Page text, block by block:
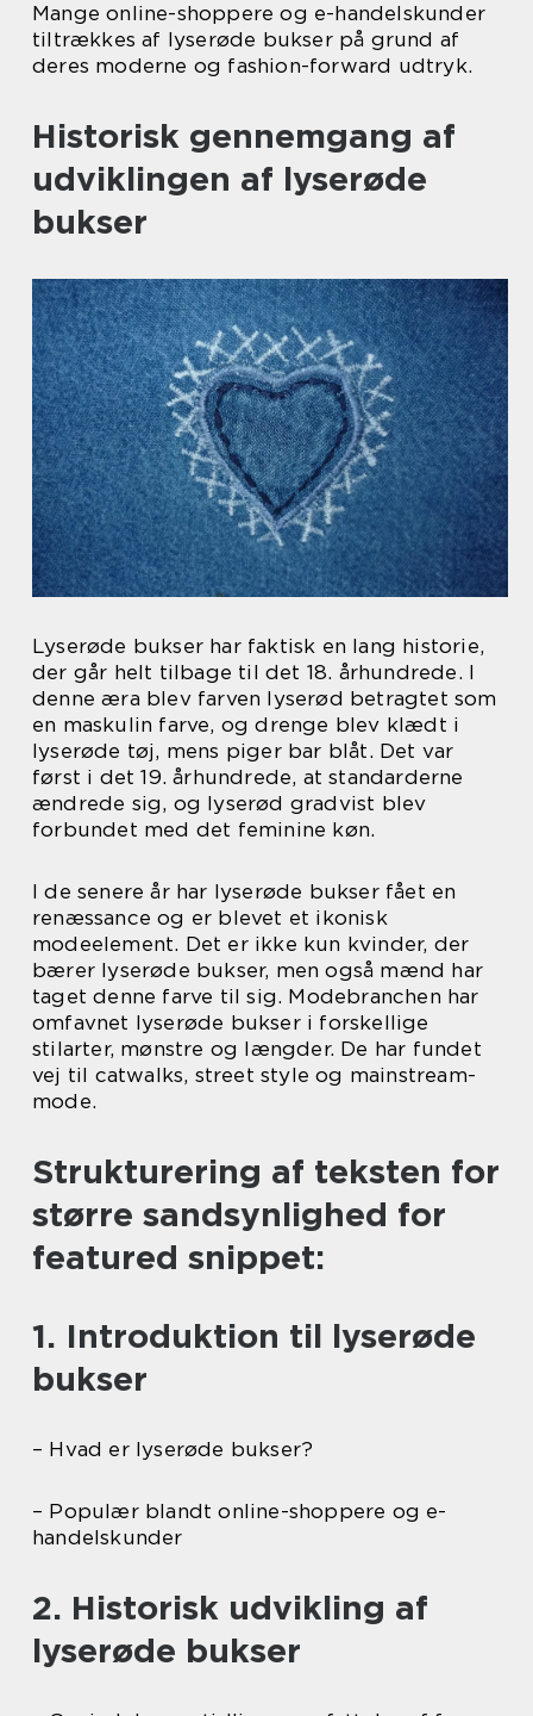
Mange online-shoppere og e-handelskunder
tiltrækkes af lyserøde bukser på grund af
deres moderne og fashion-forward udtryk.
Historisk gennemgang af
udviklingen af lyserøde
bukser
Lyserøde bukser har faktisk en lang historie,
der går helt tilbage til det 18. århundrede. I
denne æra blev farven lyserød betragtet som
en maskulin farve, og drenge blev klædt i
lyserøde tøj, mens piger bar blåt. Det var
først i det 19. århundrede, at standarderne
ændrede sig, og lyserød gradvist blev
forbundet med det feminine køn.
I de senere år har lyserøde bukser fået en
renæssance og er blevet et ikonisk
modeelement. Det er ikke kun kvinder, der
bærer lyserøde bukser, men også mænd har
taget denne farve til sig. Modebranchen har
omfavnet lyserøde bukser i forskellige
stilarter, mønstre og længder. De har fundet
vej til catwalks, street style og mainstream-
mode.
Strukturering af teksten for
større sandsynlighed for
featured snippet:
1. Introduktion til lyserøde
bukser
– Hvad er lyserøde bukser?
– Populær blandt online-shoppere og e-
handelskunder
2. Historisk udvikling af
lyserøde bukser